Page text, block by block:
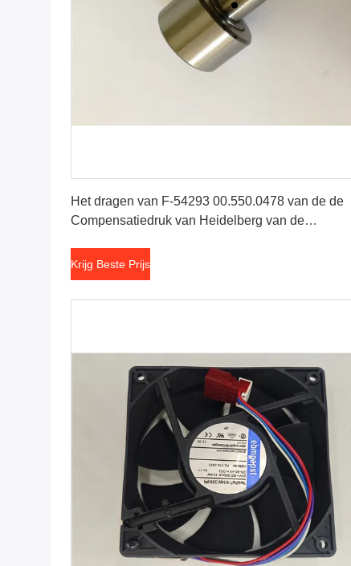
Het dragen van F-54293 00.550.0478 van de de
Compensatiedruk van Heidelberg van de
Krijg Beste Prijs